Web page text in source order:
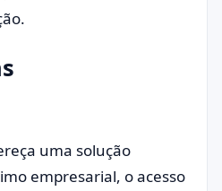
uma solução
empresarial, o acesso